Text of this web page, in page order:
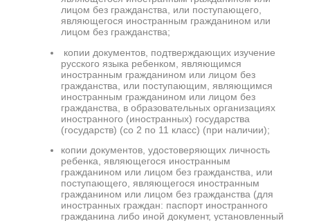
лицом без гражданства, или поступающего,
являющегося иностранным гражданином или
лицом без гражданства;
копии документов, подтверждающих изучение
русского языка ребенком, являющимся
иностранным гражданином или лицом без
гражданства, или поступающим, являющимся
иностранным гражданином или лицом без
гражданства, в образовательных организациях
иностранного (иностранных) государства
(государств) (со 2 по 11 класс) (при наличии);
копии документов, удостоверяющих личность
ребенка, являющегося иностранным
гражданином или лицом без гражданства, или
поступающего, являющегося иностранным
гражданином или лицом без гражданства (для
иностранных граждан: паспорт иностранного
гражданина либо иной документ, установленный